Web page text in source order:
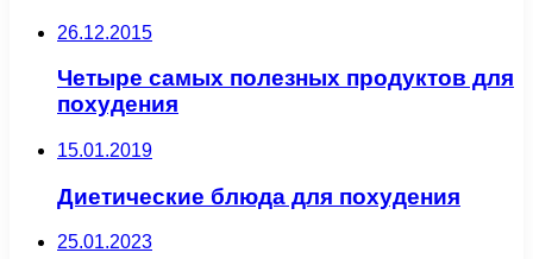
26.12.2015
Четыре самых полезных продуктов для
похудения
15.01.2019
Диетические блюда для похудения
25.01.2023